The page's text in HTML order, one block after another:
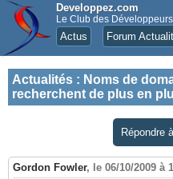
Developpez.com
Le Club des
Actus Forum
Actualités : Noms de
recherchent de plus en
Répondre
Gordon Fowler, le 06/10/2009 à